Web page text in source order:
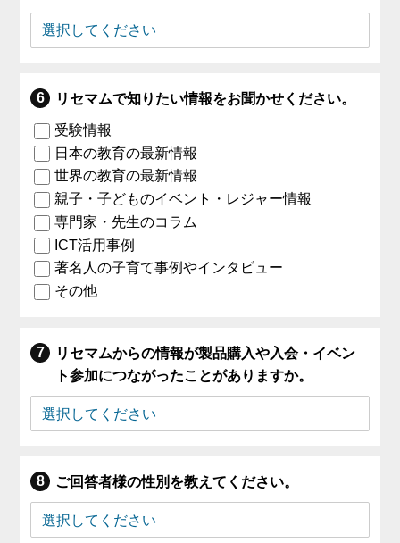
リセマムで知りたい情報をお聞かせください。
受験情報
日本の教育の最新情報
世界の教育の最新情報
親子・子どものイベント・レジャー情報
専門家・先生のコラム
ICT活用事例
著名人の子育て事例やインタビュー
その他
リセマムからの情報が製品購入や入会・イベン
ト参加につながったことがありますか。
ご回答者様の性別を教えてください。